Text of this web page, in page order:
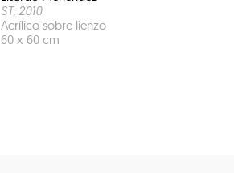
ST, 2010
Acrílico sobre lienzo
60 x 60 cm